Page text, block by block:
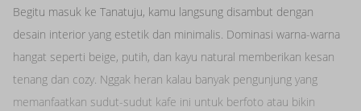
Begitu masuk ke Tanatuju, kamu langsung disambut dengan
desain interior yang estetik dan minimalis. Dominasi warna-warna
hangat seperti beige, putih, dan kayu natural memberikan kesan
tenang dan cozy. Nggak heran kalau banyak pengunjung yang
memanfaatkan sudut-sudut kafe ini untuk berfoto atau bikin